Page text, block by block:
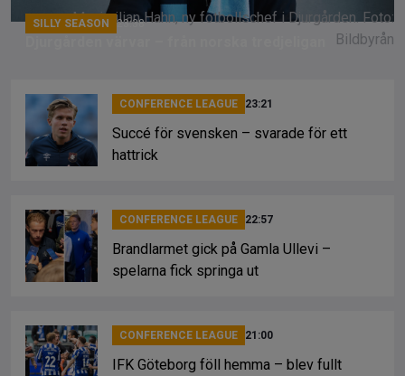
Maximilian Hahn, ny fotbollschef i Djurgården. Foto:
Bildbyrån
SILLY SEASON 23:38
CONFERENCE LEAGUE 23:21
Succé för svensken – svarade för ett
hattrick
CONFERENCE LEAGUE 22:57
Brandlarmet gick på Gamla Ullevi –
spelarna fick springa ut
CONFERENCE LEAGUE 21:00
IFK Göteborg föll hemma – blev fullt